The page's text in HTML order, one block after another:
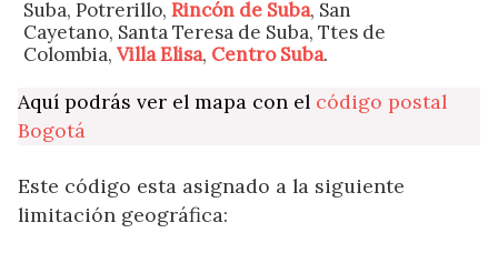
Suba, Potrerillo, Rincón de Suba, San
Cayetano, Santa Teresa de Suba, Ttes de
Colombia, Villa Elisa, Centro Suba.
Aquí podrás ver el mapa con el código postal
Bogotá
Este código esta asignado a la siguiente
limitación geográfica: